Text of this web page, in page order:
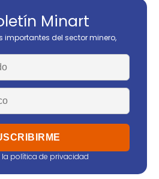
Minart
importantes del sector minero,
la política de privacidad